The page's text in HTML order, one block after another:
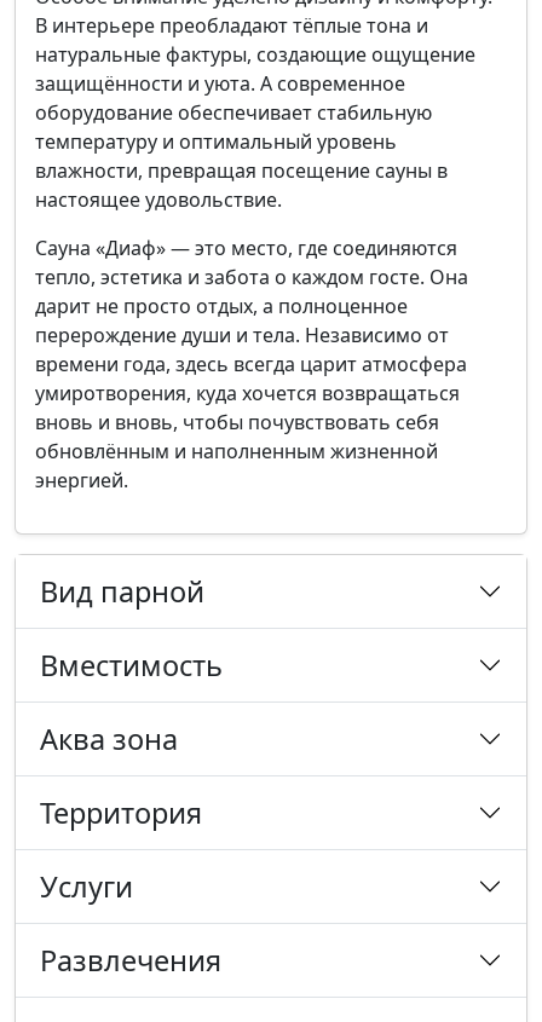
В интерьере преобладают тёплые тона и
натуральные фактуры, создающие ощущение
защищённости и уюта. А современное
оборудование обеспечивает стабильную
температуру и оптимальный уровень
влажности, превращая посещение сауны в
настоящее удовольствие.
Сауна «Диаф» — это место, где соединяются
тепло, эстетика и забота о каждом госте. Она
дарит не просто отдых, а полноценное
перерождение души и тела. Независимо от
времени года, здесь всегда царит атмосфера
умиротворения, куда хочется возвращаться
вновь и вновь, чтобы почувствовать себя
обновлённым и наполненным жизненной
энергией.
Вид парной
Вместимость
Аква зона
Территория
Услуги
Развлечения